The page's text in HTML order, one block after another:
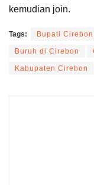
kemudian join.
Tags: Bupati Cirebon
Buruh di Cirebon
Kabupaten Cirebon